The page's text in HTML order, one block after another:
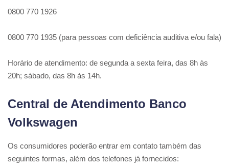
0800 770 1926
0800 770 1935 (para pessoas com deficiência auditiva e/ou fala)
Horário de atendimento: de segunda a sexta feira, das 8h às
20h; sábado, das 8h às 14h.
Central de Atendimento Banco
Volkswagen
Os consumidores poderão entrar em contato também das
seguintes formas, além dos telefones já fornecidos: